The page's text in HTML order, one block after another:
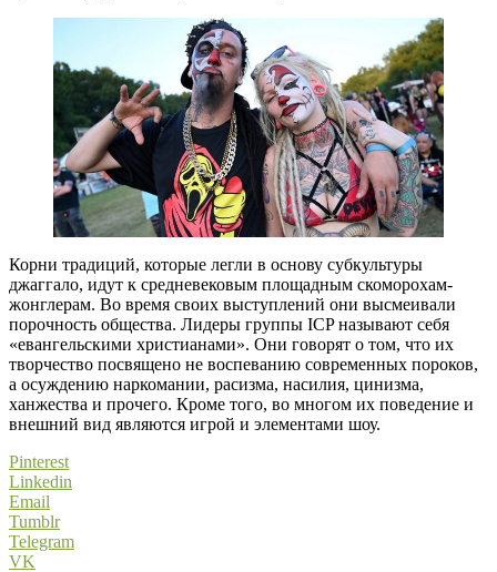
Корни традиций, которые легли в основу субкультуры
джаггало, идут к средневековым площадным скоморохам-
жонглерам. Во время своих выступлений они высмеивали
порочность общества. Лидеры группы ICP называют себя
«евангельскими христианами». Они говорят о том, что их
творчество посвящено не воспеванию современных пороков,
а осуждению наркомании, расизма, насилия, цинизма,
ханжества и прочего. Кроме того, во многом их поведение и
внешний вид являются игрой и элементами шоу.
Pinterest
Linkedin
Email
Tumblr
Telegram
VK